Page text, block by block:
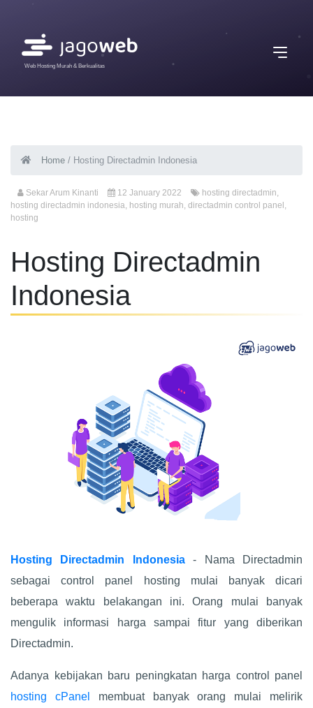
Web Hosting Murah & Berkualitas
Home / Hosting Directadmin Indonesia
Sekar Arum Kinanti 12 January 2022 hosting directadmin,
hosting directadmin indonesia, hosting murah, directadmin control panel ,
hosting
Hosting Directadmin
Indonesia
Hosting Directadmin Indonesia
- Nama Directadmin
sebagai control panel hosting mulai banyak dicari
beberapa waktu belakangan ini. Orang mulai banyak
mengulik informasi harga sampai fitur yang diberikan
Directadmin.
Adanya kebijakan baru peningkatan harga control panel
hosting cPanel membuat banyak orang mulai melirik